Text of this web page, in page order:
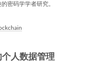
密码学学者研究。
人数据管理